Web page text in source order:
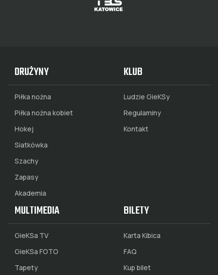
DRUŻYNY
Piłka nożna
Piłka nożna kobiet
Hokej
Siatkówka
Szachy
Zapasy
Akademia
KLUB
Ludzie GieKSy
Regulaminy
Kontakt
MULTIMEDIA
GieKSa TV
GieKSa FOTO
Tapety
BILETY
Karta Kibica
FAQ
Kup bilet